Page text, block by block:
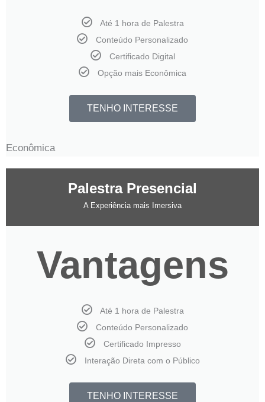
Até 1 hora de Palestra
Conteúdo Personalizado
Certificado Digital
Opção mais Econômica
TENHO INTERESSE
Econômica
Palestra Presencial
A Experiência mais Imersiva
Vantagens
Até 1 hora de Palestra
Conteúdo Personalizado
Certificado Impresso
Interação Direta com o Público
TENHO INTERESSE